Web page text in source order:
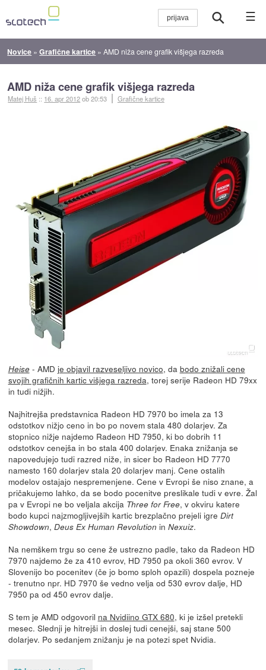
☰
Novice »Grafične kartice »AMD niža cene grafik višjega razreda
AMD niža cene grafik višjega razreda
Matej Huš :: 16. apr 2012ob 20:53 Grafične kartice
Heise- AMD je objavil razveseljivo novico, da bodo znižali cene
svojih grafičnih kartic višjega razreda, torej serije Radeon HD 79xx
in tudi nižjih.
Najhitrejša predstavnica Radeon HD 7970 bo imela za 13
odstotkov nižjo ceno in bo po novem stala 480 dolarjev. Za
stopnico nižje najdemo Radeon HD 7950, ki bo dobrih 11
odstotkov cenejša in bo stala 400 dolarjev. Enaka znižanja se
napovedujejo tudi razred niže, in sicer bo Radeon HD 7770
namesto 160 dolarjev stala 20 dolarjev manj. Cene ostalih
modelov ostajajo nespremenjene. Cene v Evropi še niso znane, a
pričakujemo lahko, da se bodo pocenitve preslikale tudi v evre. Žal
pa v Evropi ne bo veljala akcija Three for Free, v okviru katere
bodo kupci najzmogljivejših kartic brezplačno prejeli igre Dirt
Showdown, Deus Ex Human Revolution in Nexuiz.
Na nemškem trgu so cene že ustrezno padle, tako da Radeon HD
7970 najdemo že za 410 evrov, HD 7950 pa okoli 360 evrov. V
Slovenijo bo pocenitev (če jo bomo sploh opazili) dospela pozneje
- trenutno npr. HD 7970 še vedno velja od 530 evrov dalje, HD
7950 pa od 450 evrov dalje.
S tem je AMD odgovoril na Nvidiino GTX 680, ki je izšel pretekli
mesec. Slednji je hitrejši in doslej tudi cenejši, saj stane 500
dolarjev. Po sedanjem znižanju je na potezi spet Nvidia.